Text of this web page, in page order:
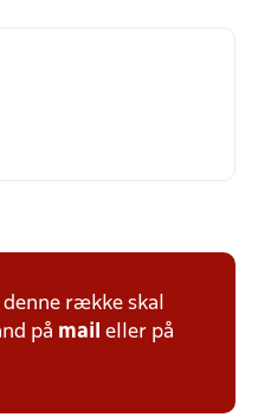
række skal
på mail eller på